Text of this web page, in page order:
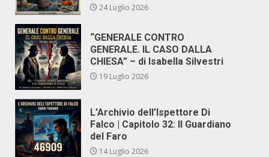
24 Luglio 2026
“GENERALE CONTRO
GENERALE. IL CASO DALLA
CHIESA” – di Isabella Silvestri
19 Luglio 2026
L’Archivio dell’Ispettore Di
Falco | Capitolo 32: Il Guardiano
del Faro
14 Luglio 2026